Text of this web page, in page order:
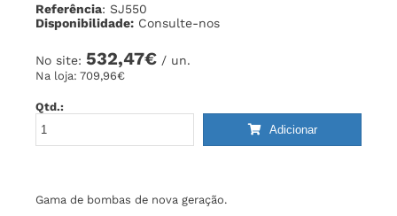
Referência: SJ550
Disponibilidade: Consulte-nos
No site: 532,47€ / un.
Na loja: 709,96€
Qtd.:
Adicionar
Gama de bombas de nova geração.